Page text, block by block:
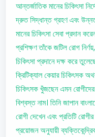
আন্তর্জাতিক মানের চিকিৎসা
দ্রুত সিদ্ধান্ত গ্রহণ এবং উন্নত
মানের চিকিৎসা সেবা প্রদান
প্রশিক্ষণ তাঁকে জটিল রোগ
চিকিৎসা প্রদানে দক্ষ করে
ক্রিটিক্যাল কেয়ার চিকিৎসক
চিকিৎসক খুঁজছেন এমন
বিশ্বস্ত নাম। তিনি জাপান
রোগী দেখেন এবং প্রতিটি
প্রয়োজন অনুযায়ী